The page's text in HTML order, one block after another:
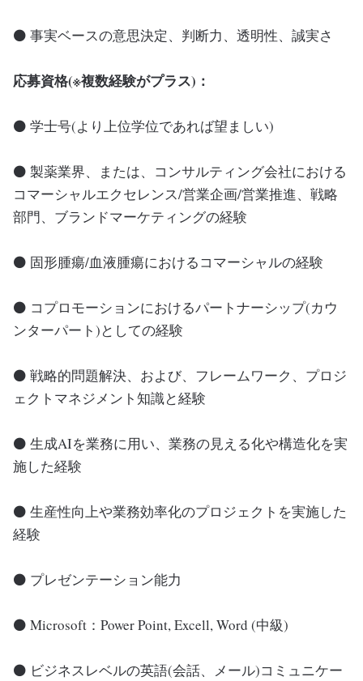
⚫ 事実ベースの意思決定、判断力、透明性、誠実さ
応募資格(※複数経験がプラス)：
⚫ 学士号(より上位学位であれば望ましい)
⚫ 製薬業界、または、コンサルティング会社における
コマーシャルエクセレンス/営業企画/営業推進、戦略
部門、ブランドマーケティングの経験
⚫ 固形腫瘍/血液腫瘍におけるコマーシャルの経験
⚫ コプロモーションにおけるパートナーシップ(カウ
ンターパート)としての経験
⚫ 戦略的問題解決、および、フレームワーク、プロジ
ェクトマネジメント知識と経験
⚫ 生成AIを業務に用い、業務の見える化や構造化を実
施した経験
⚫ 生産性向上や業務効率化のプロジェクトを実施した
経験
⚫ プレゼンテーション能力
⚫ Microsoft：Power Point, Excell, Word (中級)
⚫ ビジネスレベルの英語(会話、メール)コミュニケー